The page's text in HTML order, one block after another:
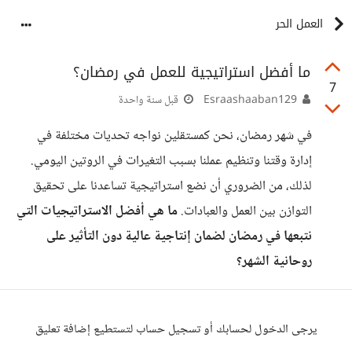
العمل الحر
7
ما أفضل استراتيجية للعمل في رمضان؟
قبل سنة واحدة
في شهر رمضان، نحن كمستقلين نواجه تحديات مختلفة في
إدارة وقتنا وتنظيم عملنا بسبب التغيرات في الروتين اليومي.
لذلك، من الضروري أن نضع استراتيجية تساعدنا على تحقيق
التوازن بين العمل والعبادات.ما هي أفضل الاستراتيجيات التي
نتبعها في رمضان لضمان إنتاجية عالية دون التأثير على
روحانية الشهر؟
يرجى الدخول لحسابك أو تسجيل حساب لتستطيع إضافة تعليق